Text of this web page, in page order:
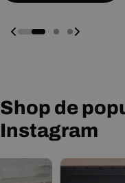
Shop de
Instagram